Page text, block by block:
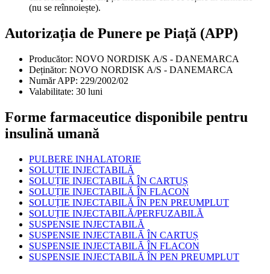
(nu se reînnoiește).
Autorizația de Punere pe Piață (APP)
Producător: NOVO NORDISK A/S - DANEMARCA
Deținător: NOVO NORDISK A/S - DANEMARCA
Număr APP: 229/2002/02
Valabilitate: 30 luni
Forme farmaceutice disponibile pentru
insulină umană
PULBERE INHALATORIE
SOLUȚIE INJECTABILĂ
SOLUȚIE INJECTABILĂ ÎN CARTUȘ
SOLUȚIE INJECTABILĂ ÎN FLACON
SOLUȚIE INJECTABILĂ ÎN PEN PREUMPLUT
SOLUȚIE INJECTABILĂ/PERFUZABILĂ
SUSPENSIE INJECTABILĂ
SUSPENSIE INJECTABILĂ ÎN CARTUȘ
SUSPENSIE INJECTABILĂ ÎN FLACON
SUSPENSIE INJECTABILĂ ÎN PEN PREUMPLUT